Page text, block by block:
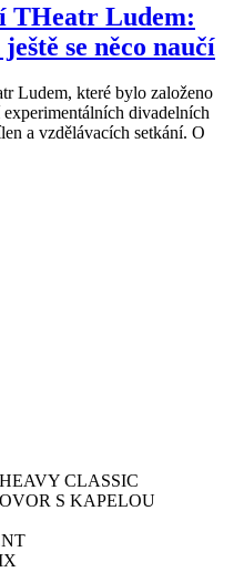
THeatr Ludem:
se něco naučí
Ludem, které bylo založeno
divadelních
a vzdělávacích setkání. O
CLASSIC
S KAPELOU